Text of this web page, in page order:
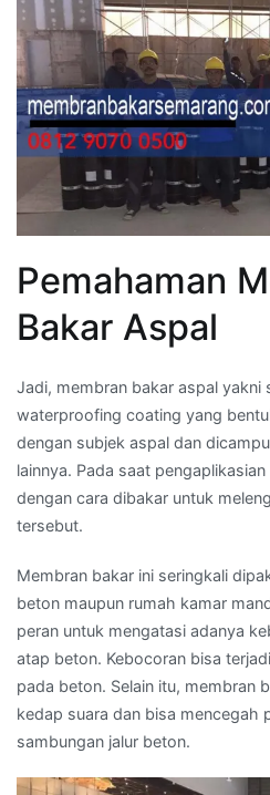
Pemahaman
Bakar Aspal
Jadi, membran bakar aspal yakni
waterproofing coating yang
dengan subjek aspal dan
lainnya. Pada saat
dengan cara dibakar untuk
tersebut.
Membran bakar ini seringkali
beton maupun rumah kamar
peran untuk mengatasi adanya
atap beton. Kebocoran bisa
pada beton. Selain itu, membran
kedap suara dan bisa mencegah
sambungan jalur beton.